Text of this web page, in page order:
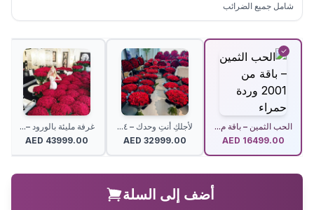
شامل جميع الضرائب
الحب الثمين – باقة م...
AED 16499.00
لأجلكِ أنتِ وحدك – ٤...
AED 32999.00
غرفة مليئة بالورود –...
AED 43999.00
أضف إلى السلة